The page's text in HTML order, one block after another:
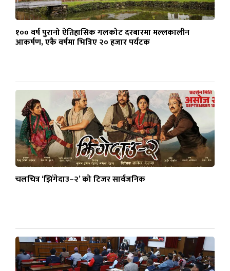
१०० वर्ष पुरानो ऐतिहासिक गलकोट दरबारमा मल्लकालीन
आकर्षण, एकै वर्षमा भित्रिए २० हजार पर्यटक
चलचित्र ‘झिँगेदाउ–२’ को टिजर सार्वजनिक